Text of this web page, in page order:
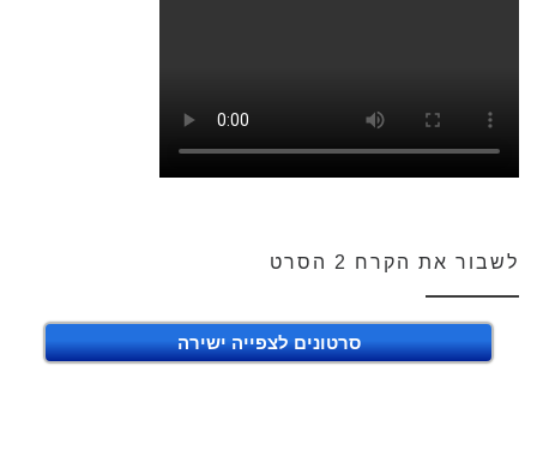
לשבור את הקרח 2 הסרט
סרטונים לצפייה ישירה